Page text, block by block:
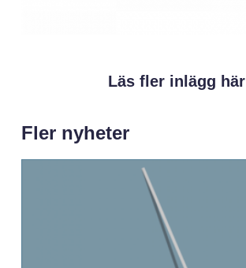
Läs fler inlägg här
Fler nyheter